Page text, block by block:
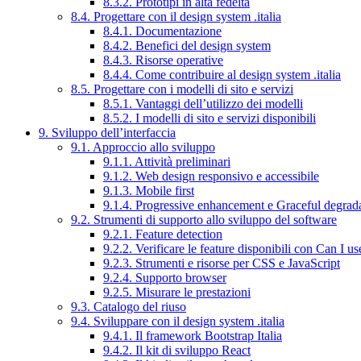
8.4. Progettare con il design system .italia
8.4.1. Documentazione
8.4.2. Benefici del design system
8.4.3. Risorse operative
8.4.4. Come contribuire al design system .italia
8.5. Progettare con i modelli di sito e servizi
8.5.1. Vantaggi dell’utilizzo dei modelli
8.5.2. I modelli di sito e servizi disponibili
9. Sviluppo dell’interfaccia
9.1. Approccio allo sviluppo
9.1.1. Attività preliminari
9.1.2. Web design responsivo e accessibile
9.1.3. Mobile first
9.1.4. Progressive enhancement e Graceful
9.2. Strumenti di supporto allo sviluppo del software
9.2.1. Feature detection
9.2.2. Verificare le feature disponibili con Can I
9.2.3. Strumenti e risorse per CSS e JavaScript
9.2.4. Supporto browser
9.2.5. Misurare le prestazioni
9.3. Catalogo del riuso
9.4. Sviluppare con il design system .italia
9.4.1. Il framework Bootstrap Italia
9.4.2. Il kit di sviluppo React